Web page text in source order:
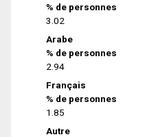
% de personnes
3.02
Arabe
% de personnes
2.94
Français
% de personnes
1.85
Autre